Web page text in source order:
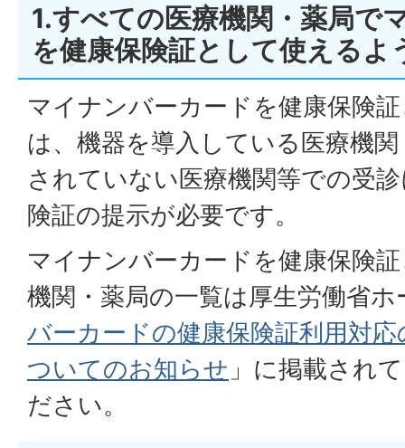
1.すべての医療機関・薬局で
を健康保険証として使えるよ
マイナンバーカードを健康保険
は、機器を導入している医療機
されていない医療機関等での受
険証の提示が必要です。
マイナンバーカードを健康保険
機関・薬局の一覧は厚生労働省
バーカードの健康保険証利用対
ついてのお知らせ 」に掲載され
ださい。